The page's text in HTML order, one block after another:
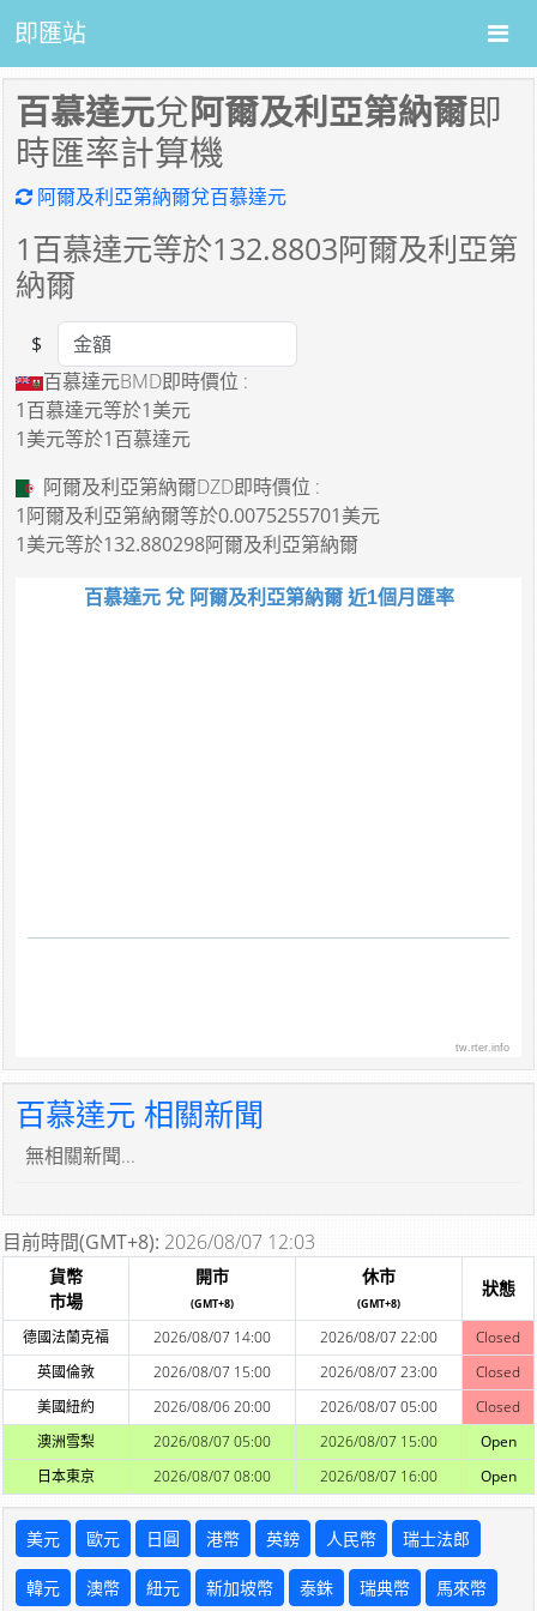
即匯站
百慕達元兌阿爾及利亞第納爾即
時匯率計算機
阿爾及利亞第納爾兌百慕達元
1百慕達元等於132.8803阿爾及利亞第
納爾
Amount
$
百慕達元BMD即時價位 :
1百慕達元等於1美元
1美元等於1百慕達元
阿爾及利亞第納爾DZD即時價位 :
1阿爾及利亞第納爾等於0.0075255701美元
1美元等於132.880298阿爾及利亞第納爾
百慕達元 兌 阿爾及利亞第納爾 近1個月匯率
tw.rter.info
百慕達元 相關新聞
無相關新聞...
目前時間(GMT+8): 2026/08/07 12:03
貨幣
市場
開市
(GMT+8)
休市
(GMT+8)
狀態
德國法蘭克福 2026/08/07 14:00 2026/08/07 22:00
Closed
英國倫敦
2026/08/07 15:00 2026/08/07 23:00
Closed
美國紐約
2026/08/06 20:00 2026/08/07 05:00
Closed
澳洲雪梨
2026/08/07 05:00 2026/08/07 15:00
Open
日本東京
2026/08/07 08:00 2026/08/07 16:00 Open
美元 歐元 日圓 港幣 英鎊 人民幣 瑞士法郎
韓元 澳幣 紐元 新加坡幣 泰銖 瑞典幣 馬來幣